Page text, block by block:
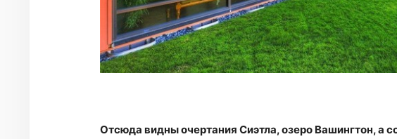
Отсюда видны очертания Сиэтла, озеро Вашингтон, а